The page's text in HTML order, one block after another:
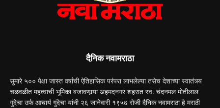
दैनिक नवामराठा
सुमारे ५०० पेक्षा जास्त वर्षांची ऐतिहासिक परंपरा लाभलेल्या तसेच देशाच्या स्वातंत्र्य
चळवळीत महत्वाची भूमिका बजावणार्‍या अहमदनगर शहरात स्व. चंदनमल मोतीलाल
गुंदेचा उर्फ आचार्य गुंदेचा यांनी २६ जानेवारी १९५७ रोजी दैनिक नवामराठा हे मराठी